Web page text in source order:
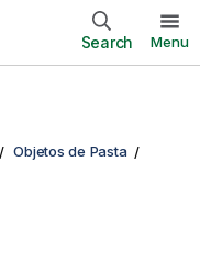
Search Menu
Objetos de Pasta